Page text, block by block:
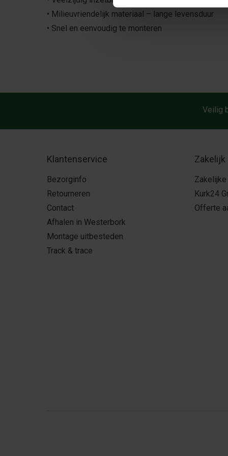
• Milieuvriendelijk materiaal – lange levensduur
• Snel en eenvoudig te monteren
Veilig
Klantenservice
Bezorginfo
Retourneren
Contact
Afhalen in Westerbork
Montage uitbesteden
Track & trace
Zakelijk
Kurk24
Offerte